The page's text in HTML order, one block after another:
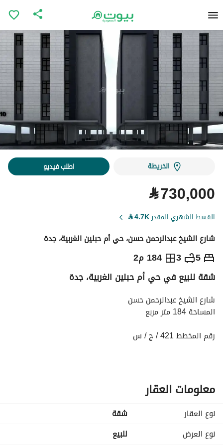
الخريطة اطلب فيديو
⃁730,000
القسط الشهري المقدر4.7K
⃁
شارع الشيخ عبدالرحمن حسن، حي أم حبلين الغربية، جدة
5
3 184 م2 ⃁
730,000
التفاصيل معلومات ترخيص الإعلان
شقة للبيع في حي أم حبلين الغربية، جدة
شارع الشيخ عبدالرحمن حسن
المساحة 184 متر مربع
رقم المخطط 421 / ج / س
عداد كهرباء مستقل - متوفر مياه
معلومات العقار
نوع العقار
شقة
نوع العرض
للبيع